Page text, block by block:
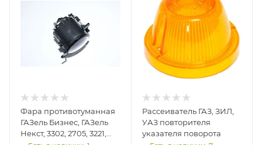
Фара противотуманная
ГАЗель Бизнес, ГАЗель
Некст, 3302, 2705, 3221,
Рассеиватель ГАЗ, ЗИЛ,
УАЗ повторителя
указателя поворота